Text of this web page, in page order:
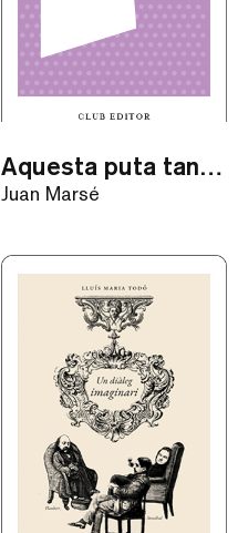
Aquesta puta tan distingida / eBook
Juan Marsé